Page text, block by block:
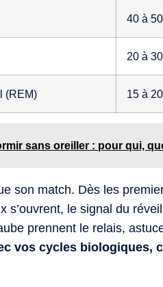
40 à
20 à
(REM) 15 à
sans oreiller : pour qui,
son match. Dès les
s’ouvrent, le signal du
prennent le relais,
vos cycles biologiques,